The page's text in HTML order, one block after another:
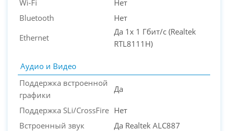
Wi-Fi
Нет
Bluetooth
Нет
Ethernet
Да 1x 1 Гбит/с (Realtek
RTL8111H)
Аудио и Видео
Поддержка встроенной
графики
Да
Поддержка SLi/CrossFire Нет
Встроенный звук
Да Realtek ALC887